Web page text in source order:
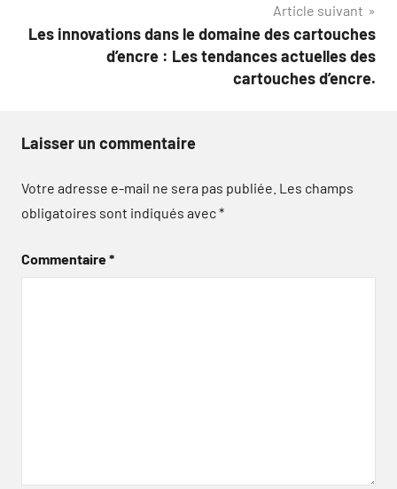
Article suivant
Les innovations dans le domaine des cartouches
d’encre : Les tendances actuelles des
cartouches d’encre.
Laisser un commentaire
Votre adresse e-mail ne sera pas publiée. Les champs
obligatoires sont indiqués avec*
Commentaire*